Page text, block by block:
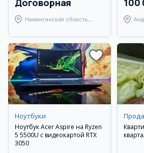
Договорная
Наманганская область,
100
Ноутбуки
Ноутбук Acer Aspire на Ryzen
5 5500U с видеокартой RTX
3050